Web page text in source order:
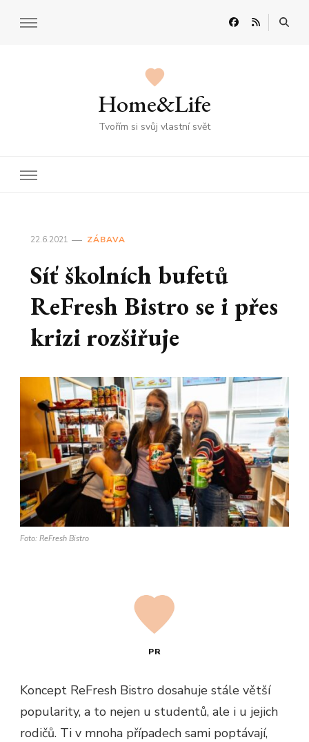
Home&Life
Tvořím si svůj vlastní svět
22.6.2021 ZÁBAVA
Síť školních bufetů
ReFresh Bistro se i přes
krizi rozšiřuje
Foto: ReFresh Bistro
PR
Koncept ReFresh Bistro dosahuje stále větší
popularity, a to nejen u studentů, ale i u jejich
rodičů. Ti v mnoha případech sami poptávají,